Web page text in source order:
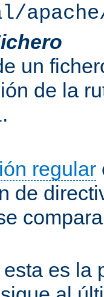
un
de la
.
regular
de
esta es la